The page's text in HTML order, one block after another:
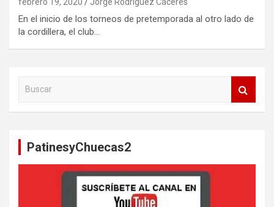
febrero 19, 2020 Jorge Rodríguez Cáceres
En el inicio de los torneos de pretemporada al otro lado de
la cordillera, el club…
PatinesyChuecas2